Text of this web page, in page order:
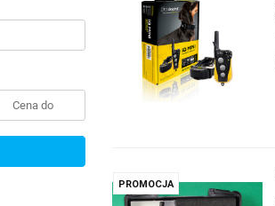
PROMOCJA